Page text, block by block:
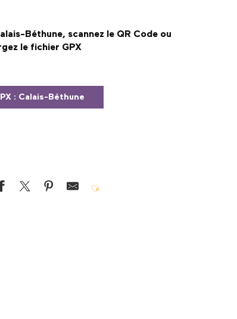
Béthune, scannez le QR Code ou
le fichier GPX
: Calais-Béthune
Ajouter aux favoris